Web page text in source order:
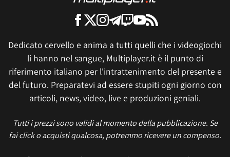
Dedicato cervello e anima a tutti quelli che i videogiochi
li hanno nel sangue, Multiplayer.it è il punto di
riferimento italiano per l'intrattenimento del presente e
del futuro. Preparatevi ad essere stupiti ogni giorno con
articoli, news, video, live e produzioni geniali.
Tutti i prezzi sono validi al momento della pubblicazione. Se
fai click o acquisti qualcosa, potremmo ricevere un compenso.